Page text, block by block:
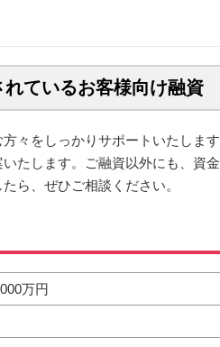
ているお客様向け融資
々をしっかりサポートいたしま
たします。ご融資以外にも、資
ら、ぜひご相談ください。
万円